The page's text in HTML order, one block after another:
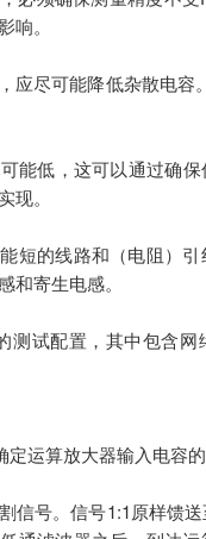
响。
应尽可能降低杂散电容
能低，这可以通过确
现。
短的线路和（电阻）
和寄生电感。
测试配置，其中包含
定运算放大器输入电容的
信号。信号1:1原样馈